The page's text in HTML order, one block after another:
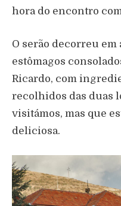
hora do encontro
O serão decorreu em
estômagos
Ricardo, com
recolhidos das duas
visitámos, mas que
deliciosa.